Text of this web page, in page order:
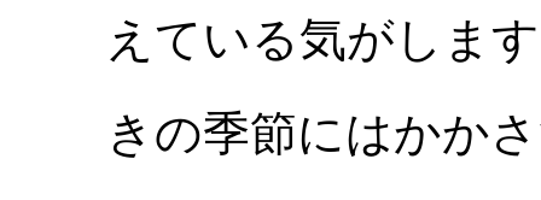
えている気がしま
きの季節にはかか